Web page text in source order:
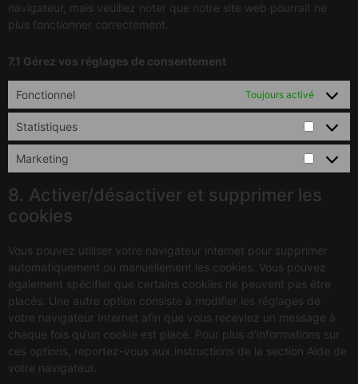
navigateur, mais veuillez noter que notre site web pourrait ne
plus fonctionner correctement.
7.1 Gérez vos réglages de consentement
Fonctionnel Toujours activé
Statistiques
Marketing
8. Activer/désactiver et supprimer les
cookies
Vous pouvez utiliser votre navigateur internet pour supprimer
automatiquement ou manuellement les cookies. Vous pouvez
également spécifier que certains cookies ne peuvent pas être
placés. Une autre option consiste à modifier les réglages de
votre navigateur Internet afin que vous receviez un message à
chaque fois qu’un cookie est placé. Pour plus d’informations sur
ces options, reportez-vous aux instructions de la section Aide de
votre navigateur.